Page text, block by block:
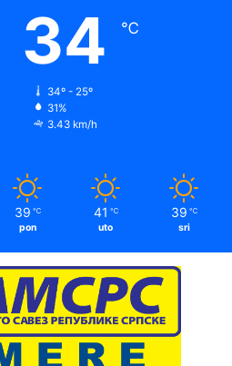
34 ℃
34º - 25º
31%
3.43 km/h
39 ℃
pon
41 ℃
uto
39 ℃
sri